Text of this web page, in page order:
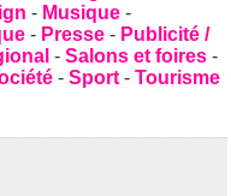
- Musique -
- Presse - Publicité /
- Salons et foires -
- Sport - Tourisme